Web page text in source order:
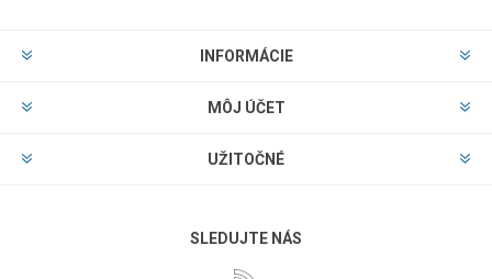
INFORMÁCIE
MÔJ ÚČET
UŽITOČNÉ
SLEDUJTE NÁS